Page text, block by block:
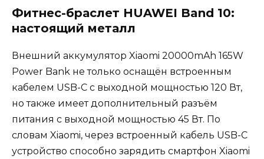
Фитнес-браслет HUAWEI Band 10:
настоящий металл
Внешний аккумулятор Xiaomi 20000mAh 165W
Power Bank не только оснащён встроенным
кабелем USB-C с выходной мощностью 120 Вт,
но также имеет дополнительный разъём
питания с выходной мощностью 45 Вт. По
словам Xiaomi, через встроенный кабель USB-C
устройство способно зарядить смартфон Xiaomi